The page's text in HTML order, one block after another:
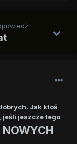
Jak ktoś
jeśli jeszcze tego